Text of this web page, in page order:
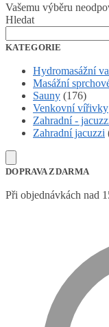
Vašemu výběru
Hledat
KATEGORIE
Hydromasážní
Masážní
Sauny (176)
Venkovní vířivky
Zahradní -
Zahradní jacuzzi
DOPRAVA ZDARMA
Při objednávkách nad